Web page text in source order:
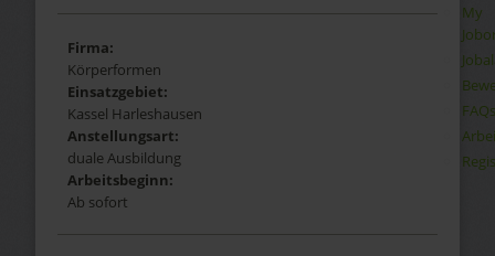
My
FAQs
Firma:
Körperformen
Einsatzgebiet:
Kassel Harleshausen
Anstellungsart:
duale Ausbildung
Arbeitsbeginn:
Ab sofort